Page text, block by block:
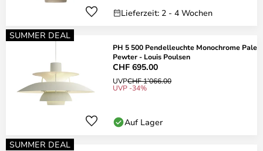
Lieferzeit: 2 - 4 Wochen
SUMMER DEAL
PH 5 500 Pendelleuchte Monochrome Pale
Pewter - Louis Poulsen
CHF 695.00
UVPCHF 1’066.00
UVP -34%
Auf Lager
SUMMER DEAL